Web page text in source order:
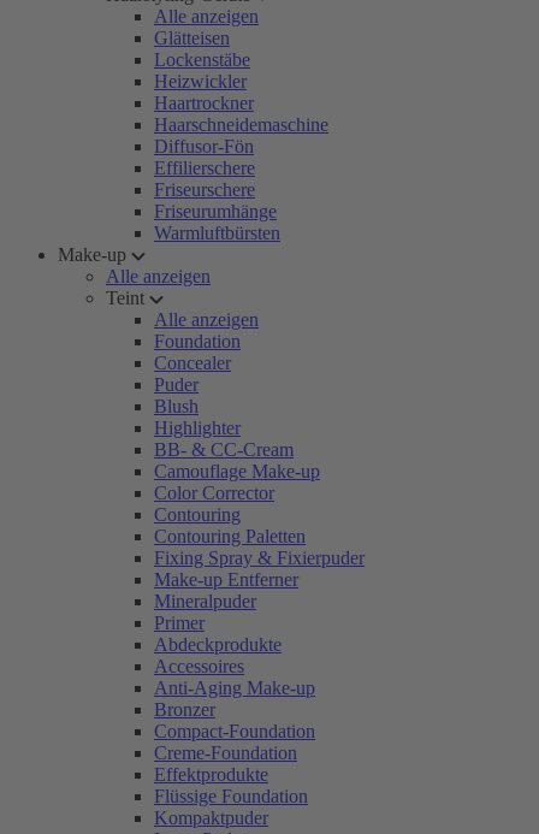
Alle anzeigen
Glätteisen
Lockenstäbe
Heizwickler
Haartrockner
Haarschneidemaschine
Diffusor-Fön
Effilierschere
Friseurschere
Friseurumhänge
Warmluftbürsten
Make-up
Alle anzeigen
Teint
Alle anzeigen
Foundation
Concealer
Puder
Blush
Highlighter
BB- & CC-Cream
Camouflage Make-up
Color Corrector
Contouring
Contouring Paletten
Fixing Spray & Fixierpuder
Make-up Entferner
Mineralpuder
Primer
Abdeckprodukte
Accessoires
Anti-Aging Make-up
Bronzer
Compact-Foundation
Creme-Foundation
Effektprodukte
Flüssige Foundation
Kompaktpuder